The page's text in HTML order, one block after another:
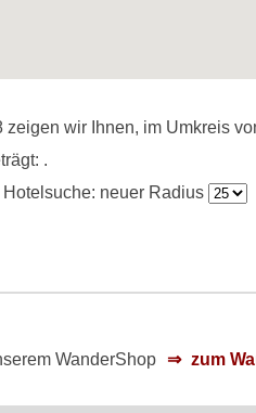
wir Ihnen, im Umkreis
.
neuer Radius
WanderShop zum